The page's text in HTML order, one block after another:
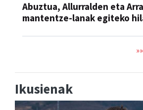
Abuztua, Allurralden eta
mantentze-lanak egiteko
Ikusienak